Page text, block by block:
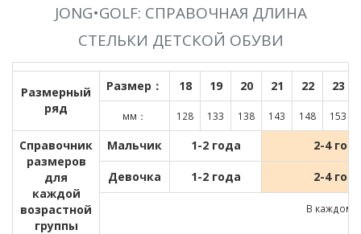
JONG•GOLF: СПРАВОЧНАЯ ДЛИНА
СТЕЛЬКИ ДЕТСКОЙ ОБУВИ
Размерный
ряд
Размер： 18 19 20 21 22 23
мм： 128 133 138 143 148 153
Справочник
размеров
для
каждой
возрастной
группы
Мальчик 1-2 года 2-4
Девочка 1-2 года 2-4
В каждом